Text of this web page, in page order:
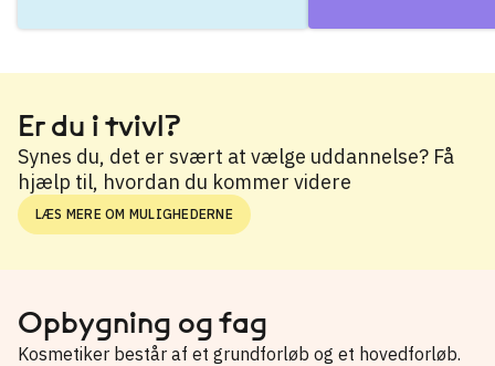
Er du i tvivl?
Synes du, det er svært at vælge uddannelse? Få
hjælp til, hvordan du kommer videre
LÆS MERE OM MULIGHEDERNE
Opbygning og fag
Kosmetiker består af et grundforløb og et hovedforløb.